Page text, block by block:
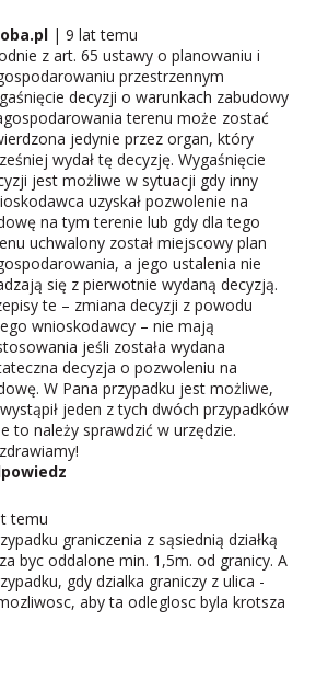
9 lat temu
z art. 65 ustawy o planowaniu i
przestrzennym
decyzji o warunkach zabudowy
terenu może zostać
jedynie przez organ, który
wydał tę decyzję. Wygaśnięcie
jest możliwe w sytuacji gdy inny
uzyskał pozwolenie na
na tym terenie lub gdy dla tego
uchwalony został miejscowy plan
a jego ustalenia nie
się z pierwotnie wydaną decyzją.
te – zmiana decyzji z powodu
wnioskodawcy – nie mają
jeśli została wydana
decyzja o pozwoleniu na
W Pana przypadku jest możliwe,
jeden z tych dwóch przypadków
to należy sprawdzić w urzędzie.
temu
graniczenia z sąsiednią działką
byc oddalone min. 1,5m. od granicy. A
gdy dzialka graniczy z ulica -
aby ta odleglosc byla krotsza